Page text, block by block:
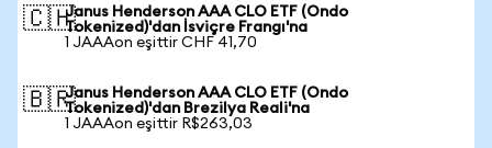
🇨🇭Janus Henderson AAA CLO ETF (Ondo
Tokenized)'dan İsviçre Frangı'na
1 JAAAon eşittir CHF 41,70
🇧🇷Janus Henderson AAA CLO ETF (Ondo
Tokenized)'dan Brezilya Reali'na
1 JAAAon eşittir R$263,03